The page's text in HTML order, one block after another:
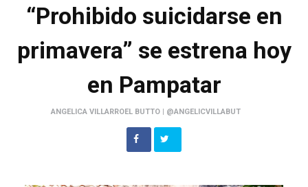
“Prohibido suicidarse en
primavera” se estrena hoy
en Pampatar
ANGELICA VILLARROEL BUTTO | @ANGELICVILLABUT